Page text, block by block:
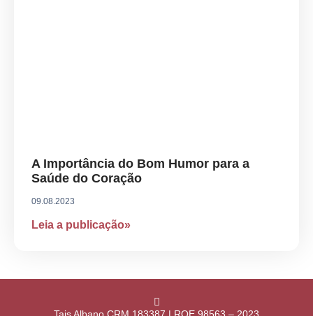
A Importância do Bom Humor para a
Saúde do Coração
09.08.2023
Leia a publicação»